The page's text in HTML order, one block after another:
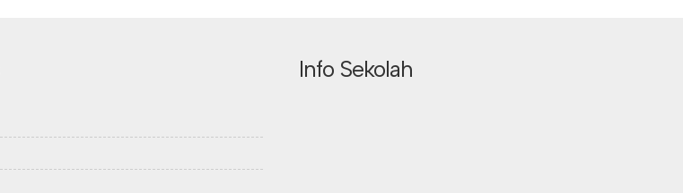
Info Sekolah